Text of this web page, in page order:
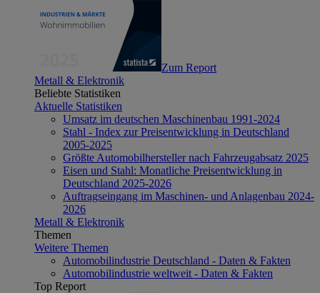
Zum Report
Metall & Elektronik
Beliebte Statistiken
Aktuelle Statistiken
Umsatz im deutschen Maschinenbau 1991-2024
Stahl - Index zur Preisentwicklung in Deutschland
2005-2025
Größte Automobilhersteller nach Fahrzeugabsatz 2025
Eisen und Stahl: Monatliche Preisentwicklung in
Deutschland 2025-2026
Auftragseingang im Maschinen- und Anlagenbau 2024-
2026
Metall & Elektronik
Themen
Weitere Themen
Automobilindustrie Deutschland - Daten & Fakten
Automobilindustrie weltweit - Daten & Fakten
Top Report